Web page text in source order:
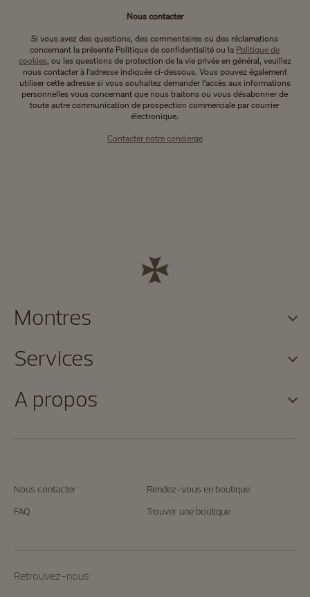
Nous contacter
Si vous avez des questions, des commentaires ou des réclamations
concernant la présente Politique de confidentialité ou la Politique de
cookies, ou les questions de protection de la vie privée en général, veuillez
nous contacter à l'adresse indiquée ci-dessous. Vous pouvez également
utiliser cette adresse si vous souhaitez demander l'accès aux informations
personnelles vous concernant que nous traitons ou vous désabonner de
toute autre communication de prospection commerciale par courrier
électronique.
Contacter notre concierge
Nous contacter
Rendez-vous en boutique
FAQ
Trouver une boutique
Retrouvez-nous
Montres
Services
A propos